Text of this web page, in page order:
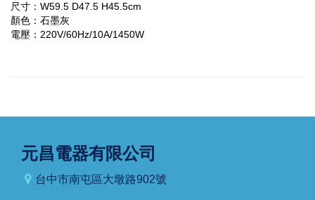
尺寸：W59.5 D47.5 H45.5cm
顏色：石墨灰
電壓：220V/60Hz/10A/1450W
元昌電器有限公司
台中市南屯區大墩路902號